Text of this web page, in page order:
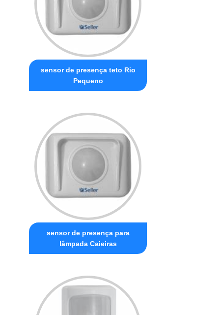
sensor de presença teto Rio
Pequeno
sensor de presença para
lâmpada Caieiras